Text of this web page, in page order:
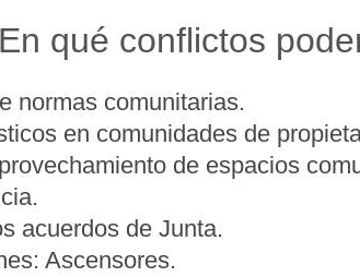
qué conflictos
normas comunitarias.
en comunidades de
de espacios
acuerdos de Junta.
Ascensores.